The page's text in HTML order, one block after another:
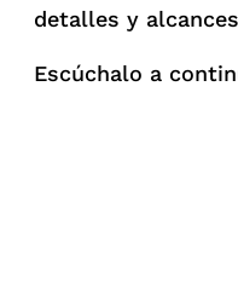
detalles y
Escúchalo a